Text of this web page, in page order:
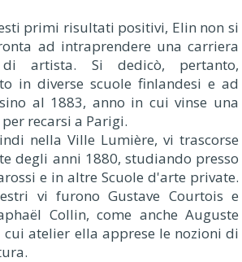
primi risultati positivi, Elin non si
ad intraprendere una carriera
di artista. Si dedicò, pertanto,
in diverse scuole finlandesi e ad
al 1883, anno in cui vinse una
recarsi a Parigi.
nella Ville Lumière, vi trascorse
degli anni 1880, studiando presso
e in altre Scuole d'arte private.
vi furono Gustave Courtois e
Collin, come anche Auguste
cui atelier ella apprese le nozioni di